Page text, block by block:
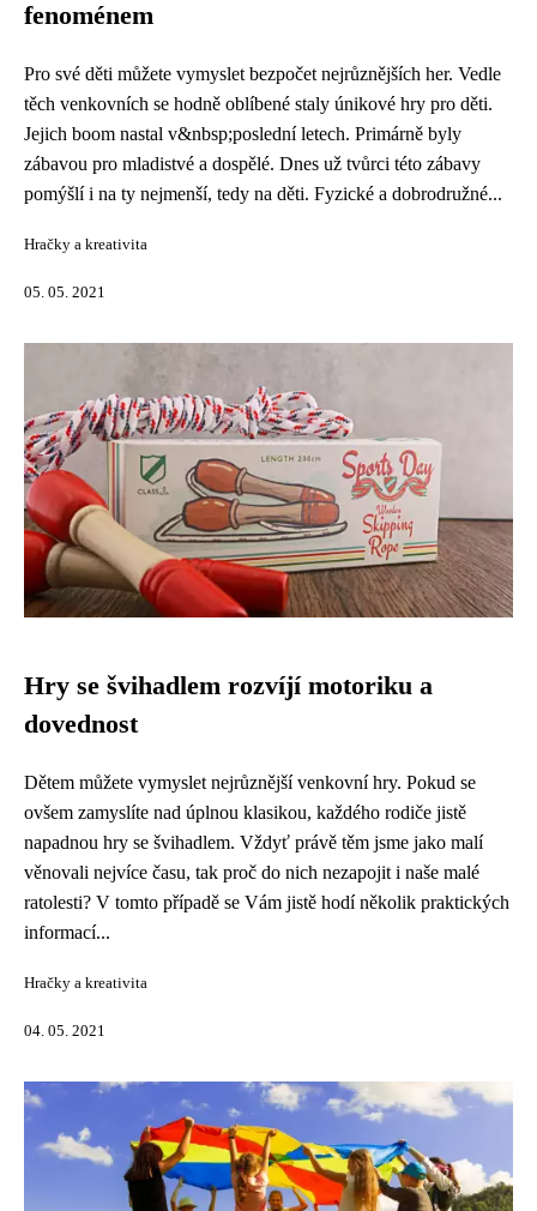
fenoménem
Pro své děti můžete vymyslet bezpočet nejrůznějších her. Vedle
těch venkovních se hodně oblíbené staly únikové hry pro děti.
Jejich boom nastal v&nbsp;poslední letech. Primárně byly
zábavou pro mladistvé a dospělé. Dnes už tvůrci této zábavy
pomýšlí i na ty nejmenší, tedy na děti. Fyzické a dobrodružné...
Hračky a kreativita
05. 05. 2021
Hry se švihadlem rozvíjí motoriku a
dovednost
Dětem můžete vymyslet nejrůznější venkovní hry. Pokud se
ovšem zamyslíte nad úplnou klasikou, každého rodiče jistě
napadnou hry se švihadlem. Vždyť právě těm jsme jako malí
věnovali nejvíce času, tak proč do nich nezapojit i naše malé
ratolesti? V tomto případě se Vám jistě hodí několik praktických
informací...
Hračky a kreativita
04. 05. 2021